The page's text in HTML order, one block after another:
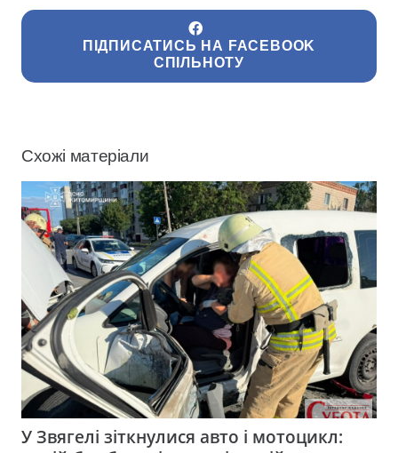
ПІДПИСАТИСЬ НА FACEBOOK
СПІЛЬНОТУ
Схожі матеріали
У Звягелі зіткнулися авто і мотоцикл: